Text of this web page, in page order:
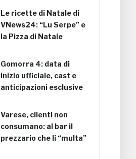
Le ricette di Natale di
VNews24: “Lu Serpe” e
la Pizza di Natale
Gomorra 4: data di
inizio ufficiale, cast e
anticipazioni esclusive
Varese, clienti non
consumano: al bar il
prezzario che li “multa”